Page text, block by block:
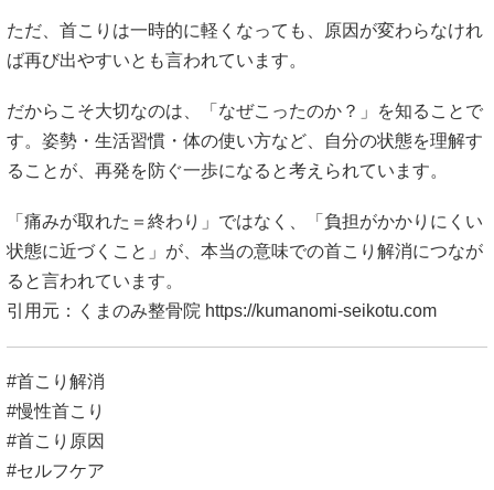
ただ、首こりは一時的に軽くなっても、原因が変わらなけれ
ば再び出やすいとも言われています。
だからこそ大切なのは、「なぜこったのか？」を知ることで
す。姿勢・生活習慣・体の使い方など、自分の状態を理解す
ることが、再発を防ぐ一歩になると考えられています。
「痛みが取れた＝終わり」ではなく、「負担がかかりにくい
状態に近づくこと」が、本当の意味での首こり解消につなが
ると言われています。
引用元：くまのみ整骨院 https://kumanomi-seikotu.com
#首こり解消
#慢性首こり
#首こり原因
#セルフケア